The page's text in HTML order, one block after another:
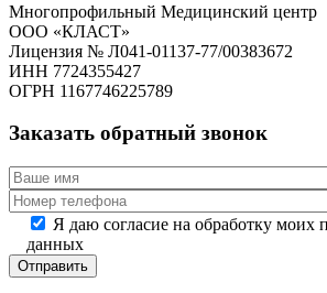
Многопрофильный Медицинский центр
ООО «КЛАСТ»
Лицензия № Л041-01137-77/00383672
ИНН 7724355427
ОГРН 1167746225789
Заказать обратный звонок
Я даю согласие на обработку моих
данных